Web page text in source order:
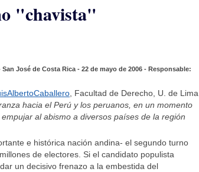
"chavista"
José de Costa Rica - 22 de mayo de 2006 - Responsable:
, Facultad de Derecho, U. de Lima
hacia el Perú y los peruanos, en un momento
al abismo a diversos países de la región
e histórica nación andina- el segundo turno
de electores. Si el candidato populista
un decisivo frenazo a la embestida del